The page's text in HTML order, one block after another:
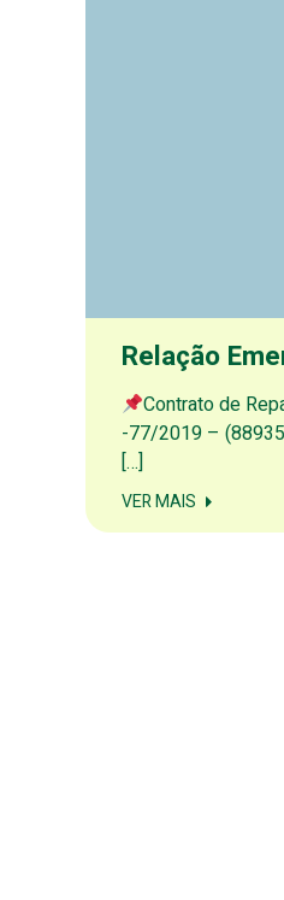
Relação
Contrato de
-77/2019 –
[…]
VER MAIS